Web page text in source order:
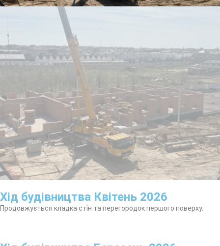
Хід будівництва Квітень 2026
Продовжується кладка стін та перегородок першого поверху.